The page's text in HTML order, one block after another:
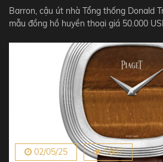
Barron, cậu út nhà Tổng thống Donald
mẫu đồng hồ huyền thoại giá 50.000
02/05/25 5607